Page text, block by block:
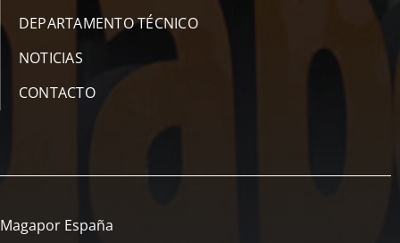
DEPARTAMENTO TÉCNICO
NOTICIAS
CONTACTO
Magapor España